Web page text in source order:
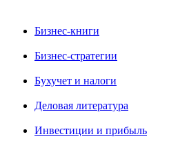
Бизнес-книги
Бизнес-стратегии
Бухучет и налоги
Деловая литература
Инвестиции и прибыль